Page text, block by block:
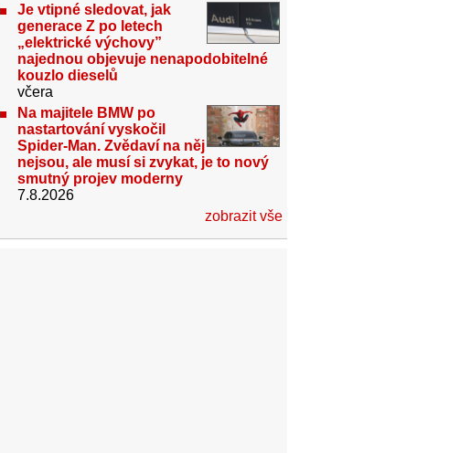
Je vtipné sledovat, jak
generace Z po letech
„elektrické výchovy”
najednou objevuje nenapodobitelné
kouzlo dieselů
včera
Na majitele BMW po
nastartování vyskočil
Spider-Man. Zvědaví na něj
nejsou, ale musí si zvykat, je to nový
smutný projev moderny
7.8.2026
zobrazit vše